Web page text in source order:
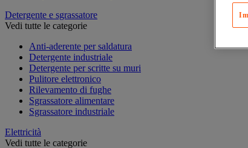
Detergente e sgrassatore
Vedi tutte le categorie
Anti-aderente per saldatura
Detergente industriale
Detergente per scritte su muri
Pulitore elettronico
Rilevamento di fughe
Sgrassatore alimentare
Sgrassatore industriale
Elettricità
Vedi tutte le categorie